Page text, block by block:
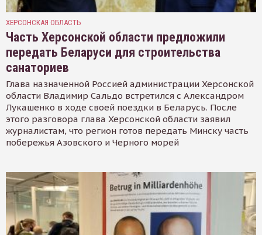
ХЕРСОНСКАЯ ОБЛАСТЬ
Часть Херсонской области предложили
передать Беларуси для строительства
санаториев
Глава назначенной Россией администрации Херсонской
области Владимир Сальдо встретился с Александром
Лукашенко в ходе своей поездки в Беларусь. После
этого разговора глава Херсонской области заявил
журналистам, что регион готов передать Минску часть
побережья Азовского и Черного морей